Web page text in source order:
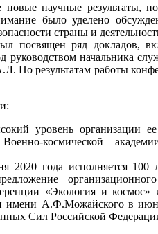
научные результаты,
было уделено
страны и
посвящен ряд докладов,
руководством начальника
результатам работы
уровень организации
Военно-космической
года исполняется 100
«Экологияи космос»
имени А.Ф.Можайского в
Сил Российской